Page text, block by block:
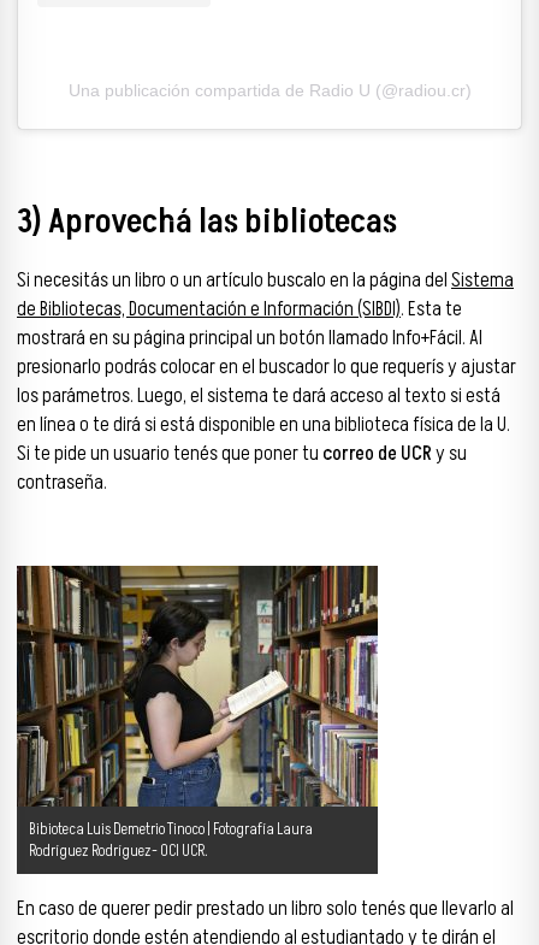
Una publicación compartida de Radio U (@radiou.cr)
3) Aprovechá las bibliotecas
Si necesitás un libro o un artículo buscalo en la página delSistema
de Bibliotecas, Documentación e Información (SIBDI). Esta te
mostrará en su página principal un botón llamado Info+Fácil. Al
presionarlo podrás colocar en el buscador lo que requerís y ajustar
los parámetros. Luego, el sistema te dará acceso al texto si está
en línea o te dirá si está disponible en una biblioteca física de la U.
Si te pide un usuario tenés que poner tu correo de UCRy su
contraseña.
Bibioteca Luis Demetrio Tinoco | Fotografía Laura
Rodríguez Rodríguez- OCI UCR.
En caso de querer pedir prestado un libro solo tenés que llevarlo al
escritorio donde estén atendiendo al estudiantado y te dirán el